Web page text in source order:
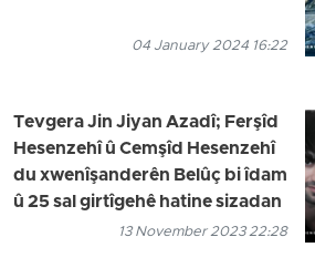
04 January 2024 16:22
Tevgera Jin Jiyan Azadî; Ferşîd
Hesenzehî û Cemşîd Hesenzehî
du xwenîşanderên Belûç bi îdam
û 25 sal girtîgehê hatine sizadan
13 November 2023 22:28